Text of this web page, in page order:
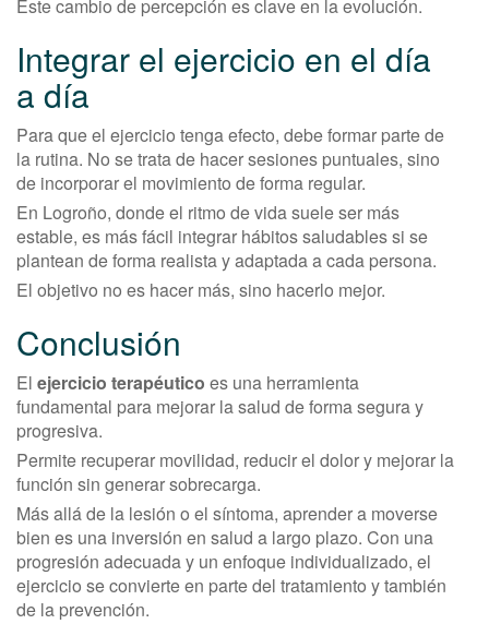
Este cambio de percepción es clave en la evolución.
Integrar el ejercicio en el día
a día
Para que el ejercicio tenga efecto, debe formar parte de
la rutina. No se trata de hacer sesiones puntuales, sino
de incorporar el movimiento de forma regular.
En Logroño, donde el ritmo de vida suele ser más
estable, es más fácil integrar hábitos saludables si se
plantean de forma realista y adaptada a cada persona.
El objetivo no es hacer más, sino hacerlo mejor.
Conclusión
El ejercicio terapéutico es una herramienta
fundamental para mejorar la salud de forma segura y
progresiva.
Permite recuperar movilidad, reducir el dolor y mejorar la
función sin generar sobrecarga.
Más allá de la lesión o el síntoma, aprender a moverse
bien es una inversión en salud a largo plazo. Con una
progresión adecuada y un enfoque individualizado, el
ejercicio se convierte en parte del tratamiento y también
de la prevención.